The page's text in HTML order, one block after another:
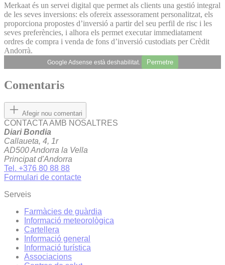
Merkaat és un servei digital que permet als clients una gestió integral
de les seves inversions: els ofereix assessorament personalitzat, els
proporciona propostes d’inversió a partir del seu perfil de risc i les
seves preferències, i alhora els permet executar immediatament
ordres de compra i venda de fons d’inversió custodiats per Crèdit
Andorrà.
Google Adsense està deshabilitat. Permetre
Comentaris
Afegir nou comentari
CONTACTA AMB NOSALTRES
Diari Bondia
Callaueta, 4, 1r
AD500 Andorra la Vella
Principat d'Andorra
Tel. +376 80 88 88
Formulari de contacte
Serveis
Farmàcies de guàrdia
Informació meteorològica
Cartellera
Informació general
Informació turística
Associacions